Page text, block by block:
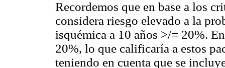
Recordemos que en base a los
considera riesgo elevado a la
isquémica a 10 años >/= 20%.
20%, lo que calificaría a estos
teniendo en cuenta que se